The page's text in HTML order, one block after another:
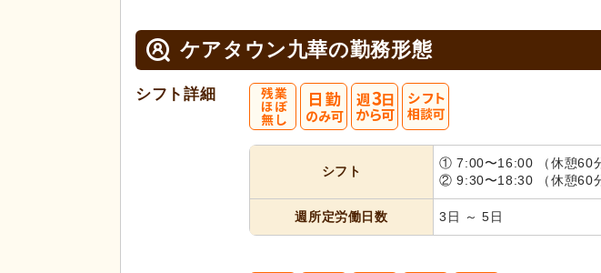
ケアタウン九華の勤務形態
シフト詳細
シフト
① 7:00〜16:00 （休憩60
② 9:30〜18:30 （休憩60
週所定労働日数 3日 ～ 5日